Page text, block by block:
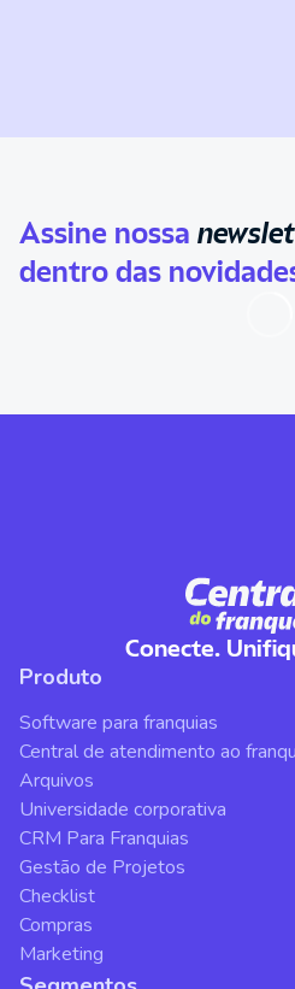
Assine nossa
dentro das
Conecte.
Produto
Software para franquias
Central de atendimento ao
Arquivos
Universidade corporativa
CRM Para Franquias
Gestão de Projetos
Checklist
Compras
Marketing